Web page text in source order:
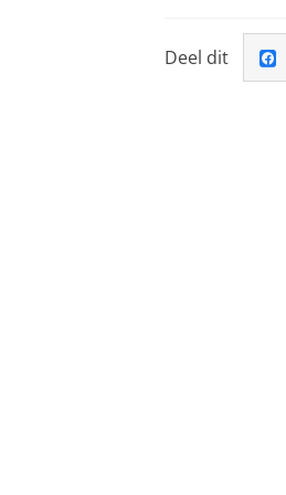
Deel dit